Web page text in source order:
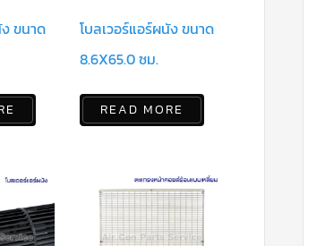
ขนาด
โบลเวอร์แอร์ผนัง ขนาด
8.6X65.0 ซม.
READ MORE